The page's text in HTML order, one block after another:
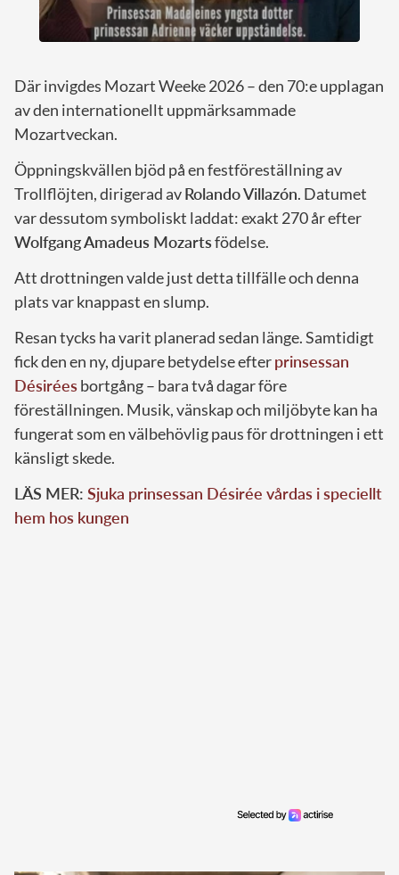
Där invigdes Mozart Weeke 2026 – den 70:e upplagan
av den internationellt uppmärksammade
Mozartveckan.
Öppningskvällen bjöd på en festföreställning av
Trollflöjten, dirigerad avRolando Villazón. Datumet
var dessutom symboliskt laddat: exakt 270 år efter
Wolfgang Amadeus Mozartsfödelse.
Att drottningen valde just detta tillfälle och denna
plats var knappast en slump.
Resan tycks ha varit planerad sedan länge. Samtidigt
fick den en ny, djupare betydelse efterprinsessan
Désiréesbortgång – bara två dagar före
föreställningen. Musik, vänskap och miljöbyte kan ha
fungerat som en välbehövlig paus för drottningen i ett
känsligt skede.
LÄS MER: Sjuka prinsessan Désirée vårdas i speciellt
hem hos kungen